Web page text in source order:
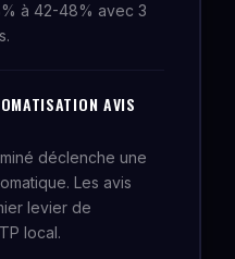
à 42-48% avec 3
AVIS
déclenche une
Les avis
levier de
local.